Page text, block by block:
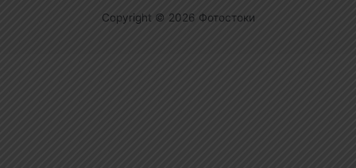
Copyright © 2026 Фотостоки